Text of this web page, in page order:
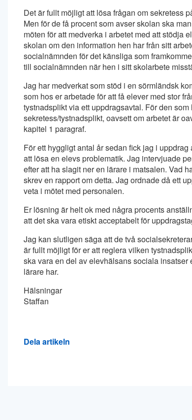
Det är fullt möjligt att lösa frågan om sekretess
Men för de få procent som avser skolan ska
möten för att medverka i arbetet med att stödja
skolan om den information hen har från sitt
socialnämnden för det känsliga som
till socialnämnden när hen i sitt skolarbete
Jag har medverkat som stöd i en sörmländsk
som hos er arbetade för att få elever med stor
tystnadsplikt via ett uppdragsavtal. För den
sekretess/tystnadsplikt, oavsett om arbetet är
kapitel 1 paragraf.
För ett hyggligt antal år sedan fick jag i
att lösa en elevs problematik. Jag intervjuade
efter att ha slagit ner en lärare i matsalen. Vad
skrev en rapport om detta. Jag ordnade då ett
veta i mötet med personalen.
Er lösning är helt ok med några procents
att det ska vara etiskt acceptabelt för
Jag kan slutligen säga att de två
är fullt möjligt för er att reglera vilken
ska vara en del av elevhälsans sociala
lärare har.
Hälsningar
Staffan
Dela artikeln